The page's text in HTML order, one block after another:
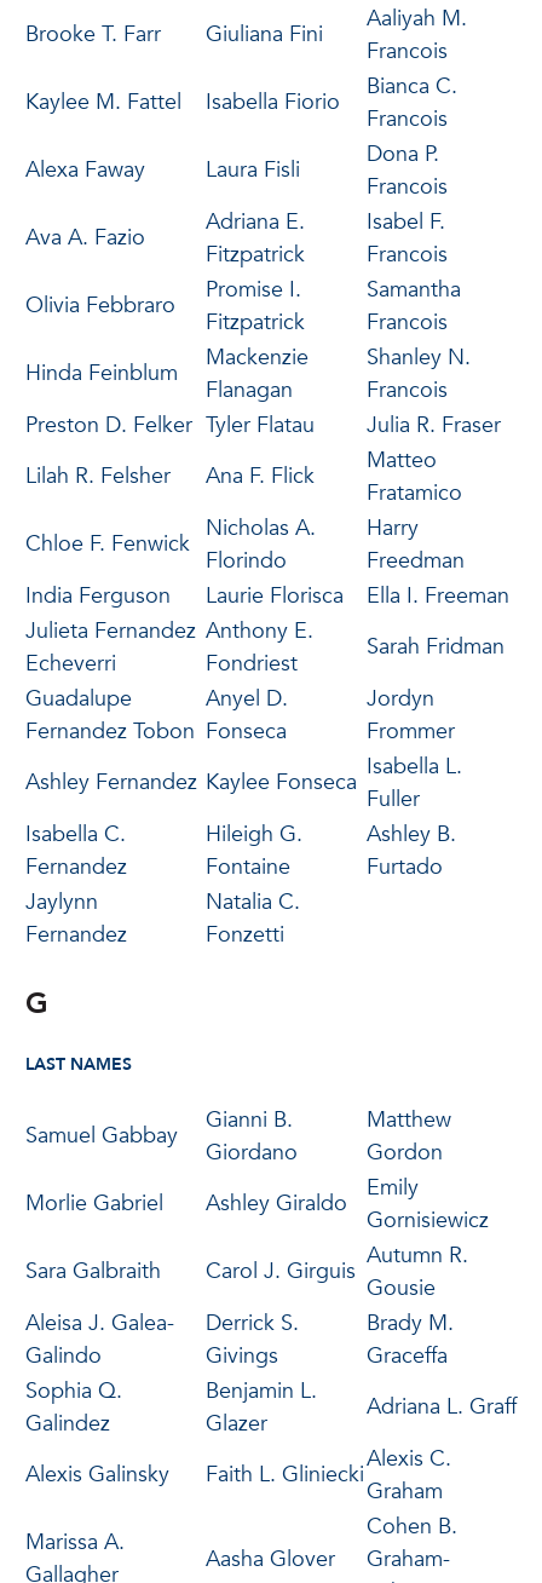
Brooke T. Farr
Giuliana Fini
Aaliyah M.
Francois
Kaylee M. Fattel
Isabella Fiorio
Bianca C.
Francois
Alexa Faway
Laura Fisli
Dona P.
Francois
Ava A. Fazio
Adriana E.
Fitzpatrick
Isabel F.
Francois
Olivia Febbraro
Promise I.
Fitzpatrick
Samantha
Francois
Hinda Feinblum
Mackenzie
Flanagan
Shanley N.
Francois
Preston D. Felker Tyler Flatau
Julia R. Fraser
Lilah R. Felsher
Ana F. Flick
Matteo
Fratamico
Chloe F. Fenwick
Nicholas A.
Florindo
Harry
Freedman
India Ferguson
Laurie Florisca
Ella I. Freeman
Julieta Fernandez
Echeverri
Anthony E.
Fondriest
Sarah Fridman
Guadalupe
Fernandez Tobon
Anyel D.
Fonseca
Jordyn
Frommer
Ashley Fernandez Kaylee Fonseca
Isabella L.
Fuller
Isabella C.
Fernandez
Hileigh G.
Fontaine
Ashley B.
Furtado
Jaylynn
Fernandez
Natalia C.
Fonzetti
G
LAST NAMES
Samuel Gabbay
Gianni B.
Giordano
Matthew
Gordon
Morlie Gabriel
Ashley Giraldo
Emily
Gornisiewicz
Sara Galbraith
Carol J. Girguis
Autumn R.
Gousie
Aleisa J. Galea-
Galindo
Derrick S.
Givings
Brady M.
Graceffa
Sophia Q.
Galindez
Benjamin L.
Glazer
Adriana L. Graff
Alexis Galinsky Faith L. Gliniecki
Alexis C.
Graham
Marissa A.
Gallagher
Aasha Glover
Cohen B.
Graham-